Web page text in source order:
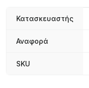
Κατασκευαστής
Αναφορά
SKU